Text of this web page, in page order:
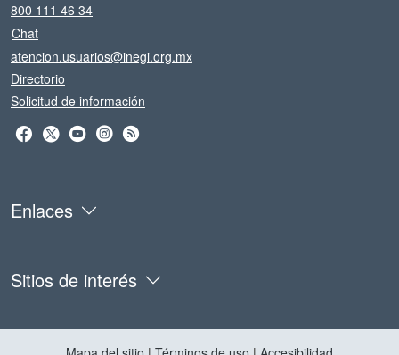
800 111 46 34
Chat
atencion.usuarios@inegi.org.mx
Directorio
Solicitud de información
Enlaces
Sitios de interés